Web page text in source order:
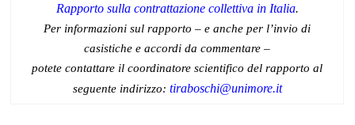
Rapporto sulla contrattazione collettiva in Italia.
Per informazioni sul rapporto – e anche per l’invio di
casistiche e accordi da commentare –
potete contattare il coordinatore scientifico del rapporto al
seguente indirizzo: tiraboschi@unimore.it